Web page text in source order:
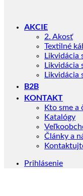
AKCIE
2. Akosť
Textilné
Likvidácia
Likvidácia
Likvidácia
B2B
KONTAKT
Kto sme a
Katalógy
Články a
Prihlásenie